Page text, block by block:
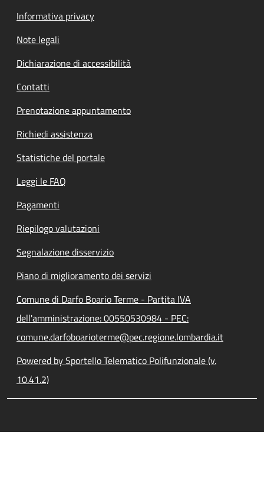
Informativa privacy
Note legali
Dichiarazione di accessibilità
Contatti
Prenotazione appuntamento
Richiedi assistenza
Statistiche del portale
Leggi le FAQ
Pagamenti
Riepilogo valutazioni
Segnalazione disservizio
Piano di miglioramento dei servizi
Comune di Darfo Boario Terme - Partita IVA
dell'amministrazione: 00550530984 - PEC:
comune.darfoboarioterme@pec.regione.lombardia.it
Powered by Sportello Telematico Polifunzionale (v.
10.41.2)